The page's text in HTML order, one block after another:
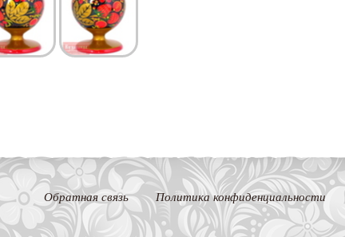
Обратная связь Политика конфиденциальности